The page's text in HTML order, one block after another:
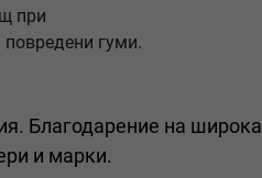
при
повредени гуми.
Благодарение на широка
и марки.